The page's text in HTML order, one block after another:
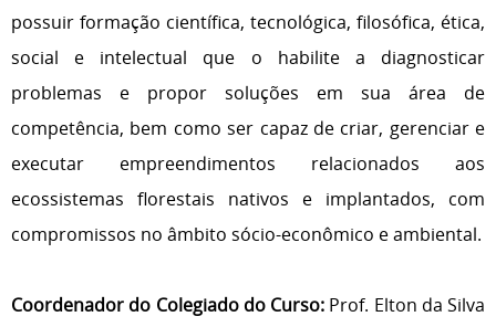
possuir formação científica, tecnológica, filosófica, ética,
social e intelectual que o habilite a diagnosticar
problemas e propor soluções em sua área de
competência, bem como ser capaz de criar, gerenciar e
executar empreendimentos relacionados aos
ecossistemas florestais nativos e implantados, com
compromissos no âmbito sócio-econômico e ambiental.
Coordenador do Colegiado do Curso: Prof. Elton da Silva